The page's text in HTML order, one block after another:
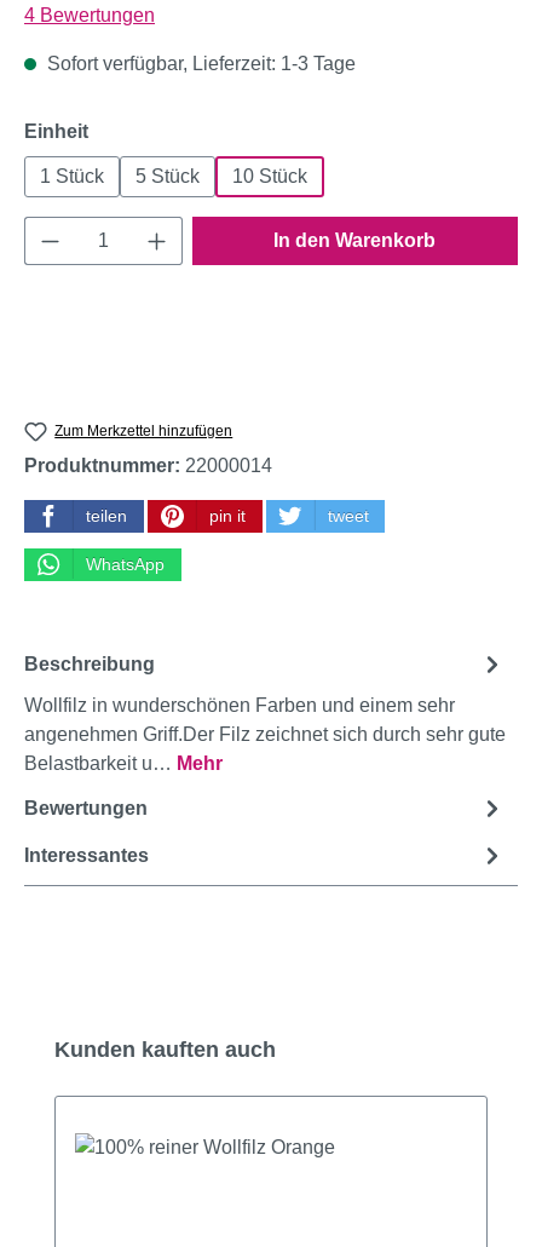
Durchschnittliche Bewertung von 5 von 5 Sternen
4 Bewertungen
Sofort verfügbar, Lieferzeit: 1-3 Tage
Einheitauswählen
1 Stück 5 Stück 10 Stück
Produkt Anzahl: Gib den gewünschten
In den Warenkorb
Zum Merkzettel hinzufügen
Produktnummer: 22000014
teilen pin it tweet
WhatsApp
Beschreibung
Wollfilz in wunderschönen Farben und einem sehr
angenehmen Griff.Der Filz zeichnet sich durch sehr gute
Belastbarkeit u… Mehr
Bewertungen
Interessantes
Produktgalerie überspringen
Kunden kauften auch